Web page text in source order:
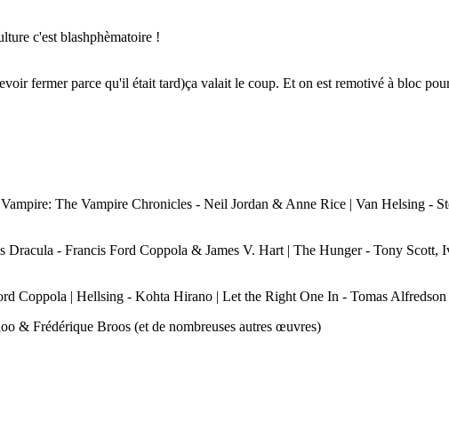
c'est blashphèmatoire !
fermer parce qu'il était tard)ça valait le coup. Et on est remotivé à bloc
The Vampire Chronicles - Neil Jordan & Anne Rice | Van Helsing -
- Francis Ford Coppola & James V. Hart | The Hunger - Tony Scott,
| Hellsing - Kohta Hirano | Let the Right One In - Tomas
Frédérique Broos (et de nombreuses autres œuvres)